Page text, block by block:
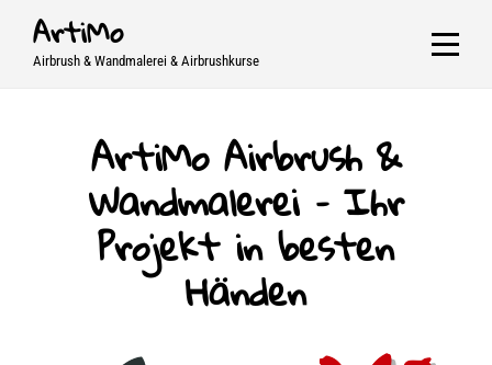
SkipArtiMo
Airbrush & Wandmalerei & Airbrushkurse
ArtiMo Airbrush &
Wandmalerei – Ihr
Projekt in besten
Händen